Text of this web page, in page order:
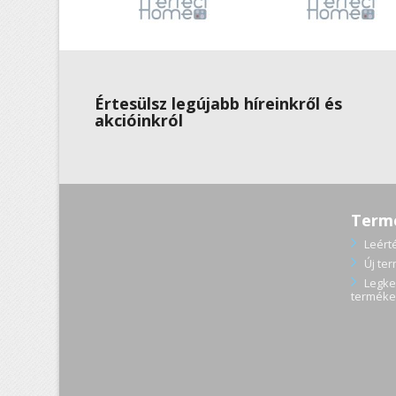
Értesülsz legújabb híreinkről és
akcióinkról
Új